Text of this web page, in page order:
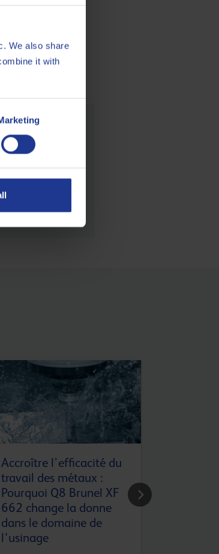
We also share
it with
Accroître l'efficacité du
travail des métaux :
Pourquoi Q8 Brunel XF
662 change la donne
dans le domaine de
l’usinage